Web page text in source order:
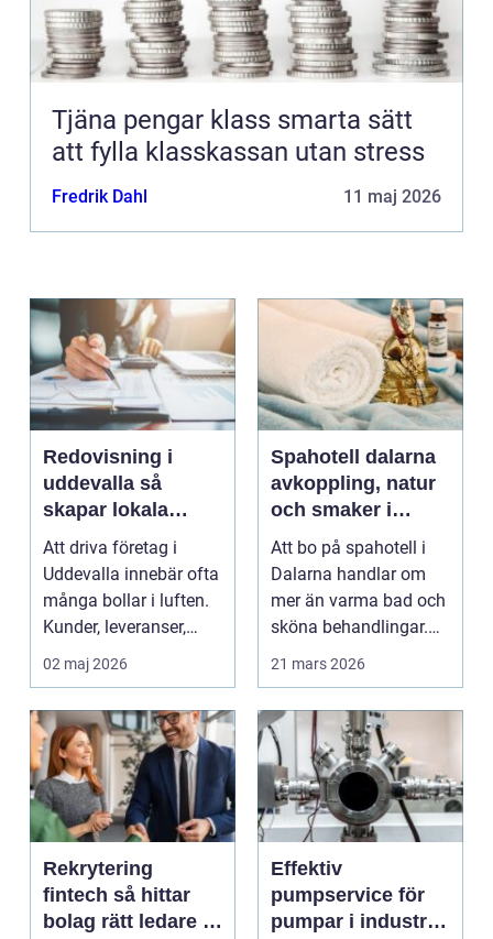
Tjäna pengar klass smarta sätt
att fylla klasskassan utan stress
Fredrik Dahl 11 maj 2026
Redovisning i
uddevalla så
skapar lokala
företag trygg
ekonomi
Att driva företag i
Uddevalla innebär ofta
många bollar i luften.
Kunder, leveranser,
personal och m...
02 maj 2026
Spahotell dalarna
avkoppling, natur
och smaker i
hjärtat av
landskapet
Att bo på spahotell i
Dalarna handlar om
mer än varma bad och
sköna behandlingar.
Kombinationen av s...
21 mars 2026
Rekrytering
fintech så hittar
bolag rätt ledare i
Effektiv
pumpservice för
pumpar i industrin